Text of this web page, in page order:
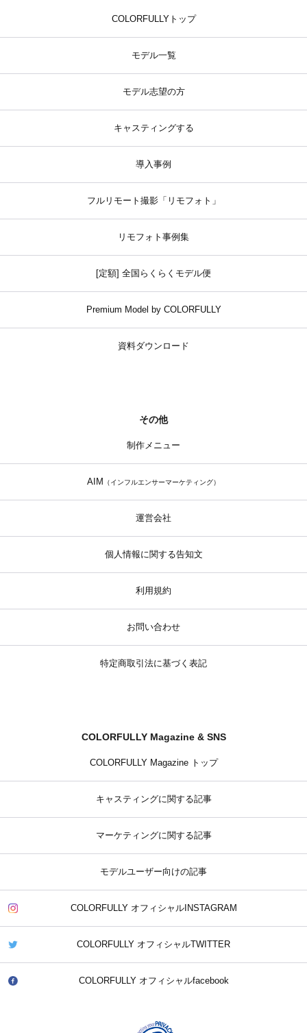
COLORFULLYトップ
モデル一覧
モデル志望の方
キャスティングする
導入事例
フルリモート撮影「リモフォト」
リモフォト事例集
[定額] 全国らくらくモデル便
Premium Model by COLORFULLY
資料ダウンロード
その他
制作メニュー
AIM （インフルエンサーマーケティング）
運営会社
個人情報に関する告知文
利用規約
お問い合わせ
特定商取引法に基づく表記
COLORFULLY Magazine & SNS
COLORFULLY Magazine トップ
キャスティングに関する記事
マーケティングに関する記事
モデルユーザー向けの記事
COLORFULLY オフィシャルINSTAGRAM
COLORFULLY オフィシャルTWITTER
COLORFULLY オフィシャルfacebook